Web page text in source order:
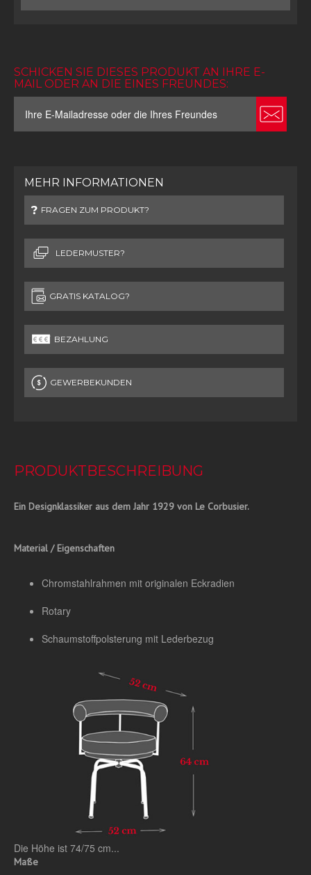
SCHICKEN SIE DIESES PRODUKT AN IHRE E-
MAIL ODER AN DIE EINES FREUNDES:
MEHR INFORMATIONEN
FRAGEN ZUM PRODUKT?
LEDERMUSTER?
GRATIS KATALOG?
BEZAHLUNG
GEWERBEKUNDEN
PRODUKTBESCHREIBUNG
Ein Designklassiker aus dem Jahr 1929 von Le Corbusier.
Material / Eigenschaften
Chromstahlrahmen mit originalen Eckradien
Rotary
Schaumstoffpolsterung mit Lederbezug
Die Höhe ist 74/75 cm...
Maße